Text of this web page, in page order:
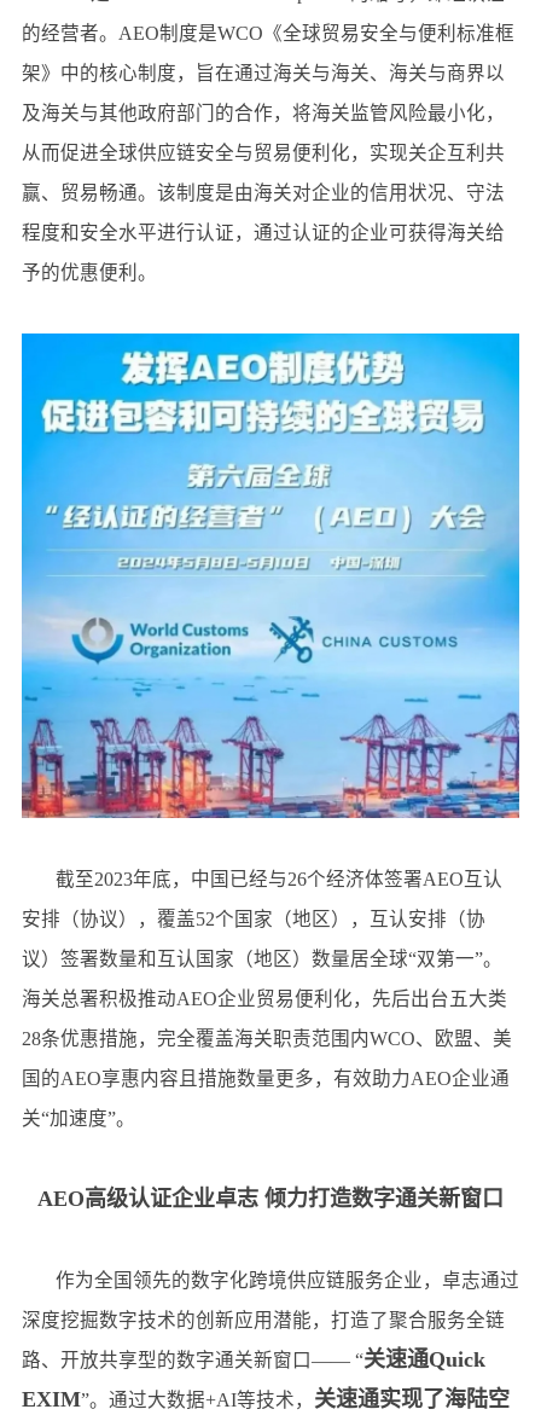
的经营者。AEO制度是WCO《全球贸易安全与便利标准框
架》中的核心制度，旨在通过海关与海关、海关与商界以
及海关与其他政府部门的合作，将海关监管风险最小化，
从而促进全球供应链安全与贸易便利化，实现关企互利共
赢、贸易畅通。该制度是由海关对企业的信用状况、守法
程度和安全水平进行认证，通过认证的企业可获得海关给
予的优惠便利。
截至2023年底，中国已经与26个经济体签署AEO互认
安排（协议），覆盖52个国家（地区），互认安排（协
议）签署数量和互认国家（地区）数量居全球“双第一”。
海关总署积极推动AEO企业贸易便利化，先后出台五大类
28条优惠措施，完全覆盖海关职责范围内WCO、欧盟、美
国的AEO享惠内容且措施数量更多，有效助力AEO企业通
关“加速度”。
AEO高级认证企业卓志 倾力打造数字通关新窗口
作为全国领先的数字化跨境供应链服务企业，卓志通过
深度挖掘数字技术的创新应用潜能，打造了聚合服务全链
路、开放共享型的数字通关新窗口—— “关速通Quick
EXIM”。通过大数据+AI等技术， 关速通实现了海陆空